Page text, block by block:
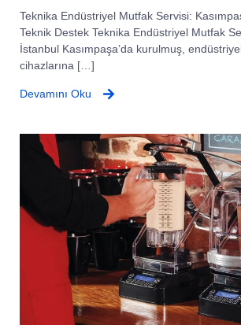
Teknika Endüstriyel Mutfak Servisi:
Teknik Destek Teknika Endüstriyel Mutfak
İstanbul Kasımpaşa’da kurulmuş,
cihazlarına […]
Devamını Oku